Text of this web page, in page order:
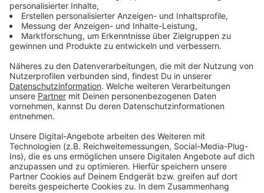
verwechselt, sind aber hoch giftig! Zedern und
Zypressen kann man zwar essen, sind aber
ungenießbar. Auch sollte man die Nadeln nie im Ganzen
ähnlich wie bei Fischgräten.
Es gibt ansonsten aber auch noch andere
Weiterverwendungsmöglichkeiten für euren
Tannenbaum: Ihr könnt ihn zum Beispiel zerkleinern und
als Rindenmulch für euren (Vor-)Garten verarbeiten.
Außerdem könnt ihr die Äste als Frostschutz für
empfindliche Pflanzen nutzen.
Anzeige